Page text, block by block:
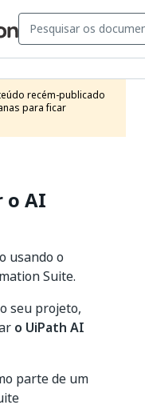
recém-publicado
para ficar
o AI
usando o
Suite.
seu projeto,
o UiPath AI
parte de um